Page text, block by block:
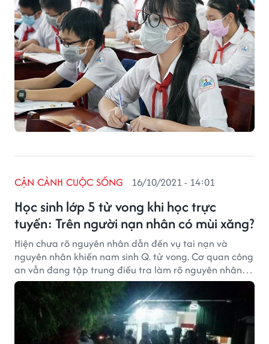
Học sinh lớp 5 tử vong khi học trực
tuyến: Trên người nạn nhân có mùi xăng?
CẬN CẢNH CUỘC SỐNG 16/10/2021 - 14:01
Hiện chưa rõ nguyên nhân dẫn đến vụ tai nạn và
nguyên nhân khiến nam sinh Q. tử vong. Cơ quan công
an vẫn đang tập trung điều tra làm rõ nguyên nhân
để có kết luận cuối cùng.